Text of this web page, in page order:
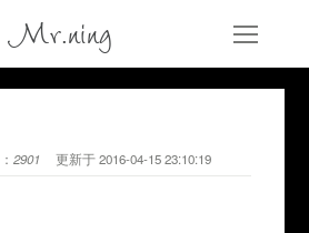
Mr.ning
2901 更新于2016-04-15 23:10:19